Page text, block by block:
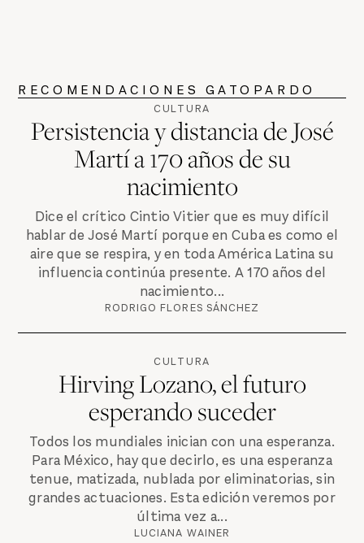
RECOMENDACIONES GATOPARDO
CULTURA
Persistencia y distancia de José
Martí a 170 años de su
nacimiento
Dice el crítico Cintio Vitier que es muy difícil
hablar de José Martí porque en Cuba es como el
aire que se respira, y en toda América Latina su
influencia continúa presente. A 170 años del
nacimiento...
RODRIGO FLORES SÁNCHEZ
CULTURA
Hirving Lozano, el futuro
esperando suceder
Todos los mundiales inician con una esperanza.
Para México, hay que decirlo, es una esperanza
tenue, matizada, nublada por eliminatorias, sin
grandes actuaciones. Esta edición veremos por
última vez a...
LUCIANA WAINER